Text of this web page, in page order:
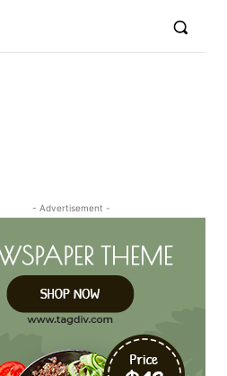
- Advertisement -